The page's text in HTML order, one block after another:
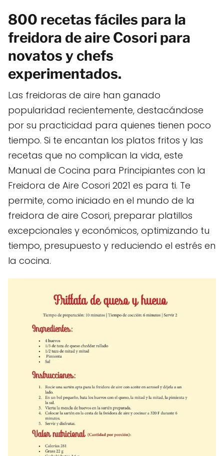
800 recetas fáciles para la
freidora de aire Cosori para
novatos y chefs
experimentados.
Las freidoras de aire han ganado
popularidad recientemente, destacándose
por su practicidad para quienes tienen poco
tiempo. Si te encantan los platos fritos y las
recetas que no complican la vida, este
Manual de Cocina para Principiantes con la
Freidora de Aire Cosori 2021 es para ti. Te
permite, como iniciado en el mundo de la
freidora de aire Cosori, preparar platillos
excepcionales y económicos, optimizando tu
tiempo, presupuesto y reduciendo el estrés en
la cocina.